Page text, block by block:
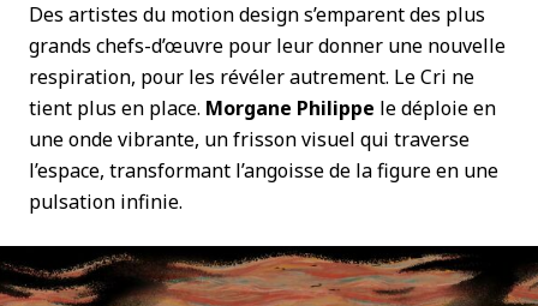
Des artistes du motion design s’emparent des plus
grands chefs-d’œuvre pour leur donner une nouvelle
respiration, pour les révéler autrement. Le Cri ne
tient plus en place. Morgane Philippe le déploie en
une onde vibrante, un frisson visuel qui traverse
l’espace, transformant l’angoisse de la figure en une
pulsation infinie.